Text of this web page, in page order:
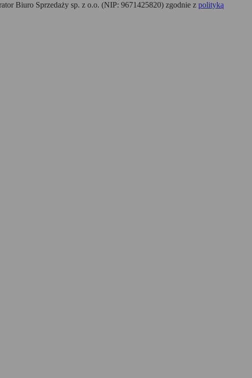
Biuro Sprzedaży sp. z o.o. (NIP: 9671425820) zgodnie z polityką